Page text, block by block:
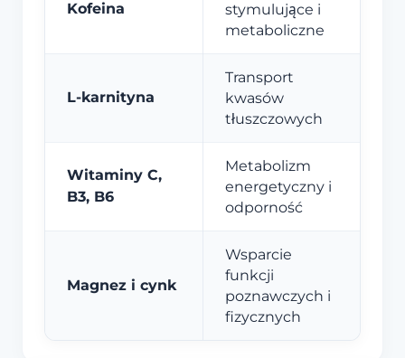
Kofeina
stymulujące i
metaboliczne
L-karnityna
Transport
kwasów
tłuszczowych
Witaminy C,
B3, B6
Metabolizm
energetyczny i
odporność
Magnez i cynk
Wsparcie
funkcji
poznawczych i
fizycznych